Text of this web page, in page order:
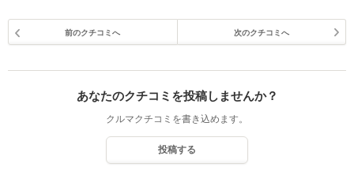
前のクチコミへ 次のクチコミへ
あなたのクチコミを投稿しませんか？
クルマクチコミを書き込めます。
投稿する